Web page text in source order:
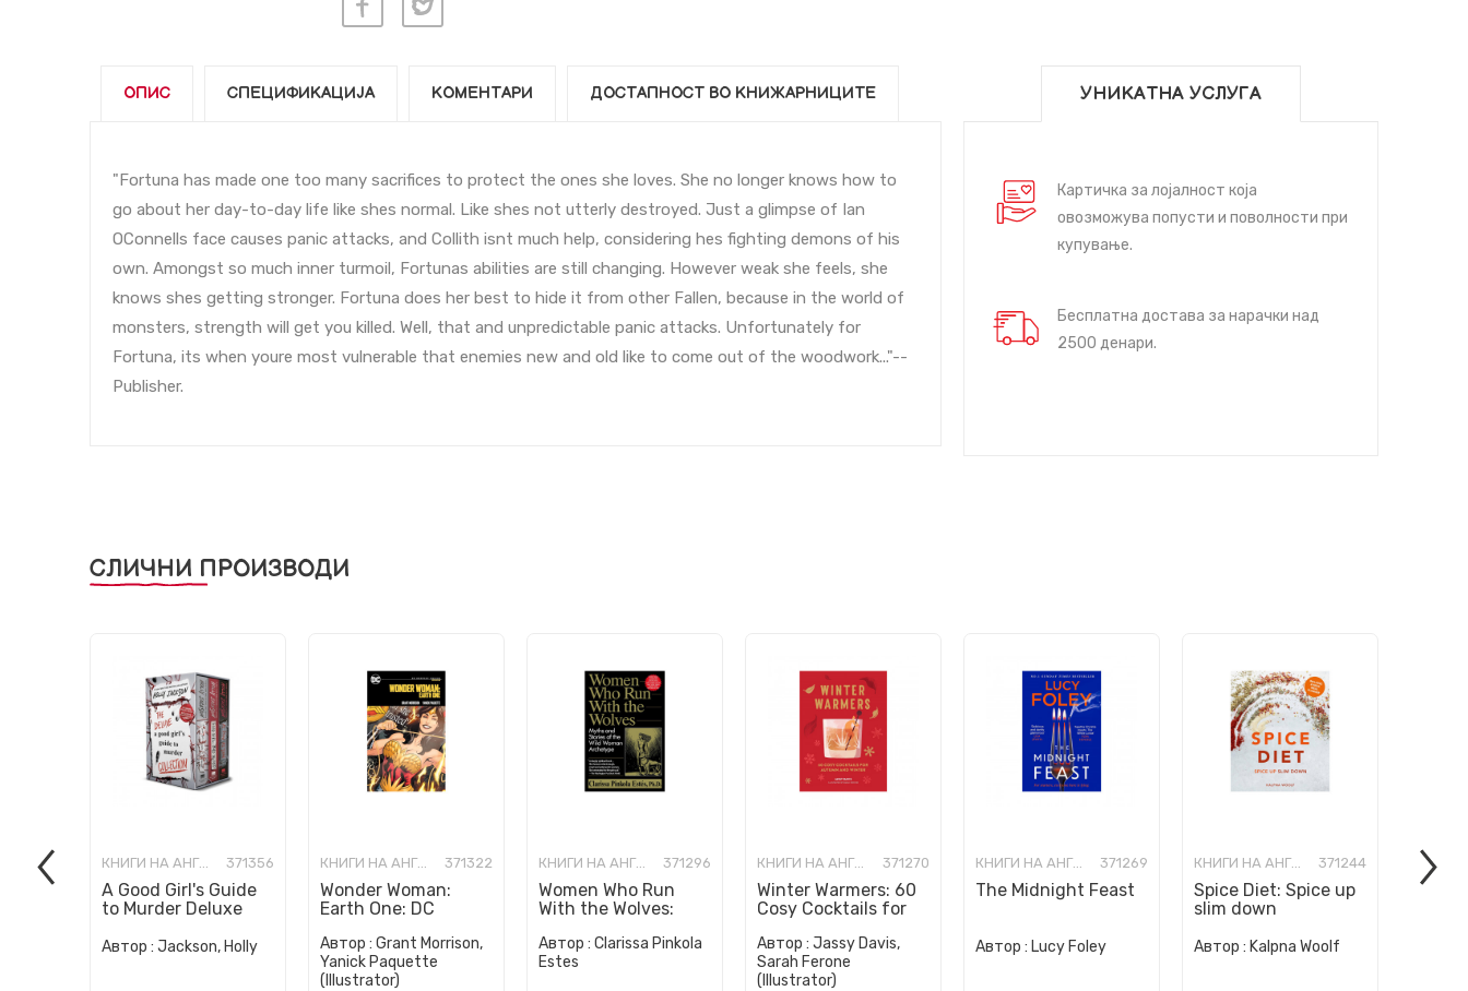
ОПИС СПЕЦИФИКАЦИЈА КОМЕНТАРИ ДОСТАПНОСТ ВО КНИЖАРНИЦИТЕ
"Fortuna has made one too many sacrifices to protect the ones she loves. She no longer knows how to
go about her day-to-day life like shes normal. Like shes not utterly destroyed. Just a glimpse of Ian
OConnells face causes panic attacks, and Collith isnt much help, considering hes fighting demons of his
own. Amongst so much inner turmoil, Fortunas abilities are still changing. However weak she feels, she
knows shes getting stronger. Fortuna does her best to hide it from other Fallen, because in the world of
monsters, strength will get you killed. Well, that and unpredictable panic attacks. Unfortunately for
Fortuna, its when youre most vulnerable that enemies new and old like to come out of the woodwork..."--
Publisher.
УНИКАТНА УСЛУГА
Картичка за лојалност која
овозможува попусти и поволности при
купување.
Бесплатна достава за нарачки над
2500 денари.
СЛИЧНИ ПРОИЗВОДИ
КНИГИ НА АНГЛИСКИ ЈАЗИК 371356
A Good Girl's Guide
to Murder Deluxe
Set: Special Deluxe
Автор : Jackson, Holly
КНИГИ НА АНГЛИСКИ ЈАЗИК 371322
Wonder Woman:
Earth One: DC
Edition
Автор : Grant Morrison,
Yanick Paquette
(Illustrator)
КНИГИ НА АНГЛИСКИ ЈАЗИК 371296
Women Who Run
With the Wolves:
the Wild Woman
Archetype
Автор : Clarissa Pinkola
Estes
КНИГИ НА АНГЛИСКИ ЈАЗИК 371270
Winter Warmers: 60
Cosy Cocktails for
Автор : Jassy Davis,
Sarah Ferone
(Illustrator)
КНИГИ НА АНГЛИСКИ ЈАЗИК 371269
The Midnight Feast
Автор : Lucy Foley
КНИГИ НА АНГЛИСКИ ЈАЗИК 371244
Spice Diet: Spice up
slim down
Автор : Kalpna Woolf
How